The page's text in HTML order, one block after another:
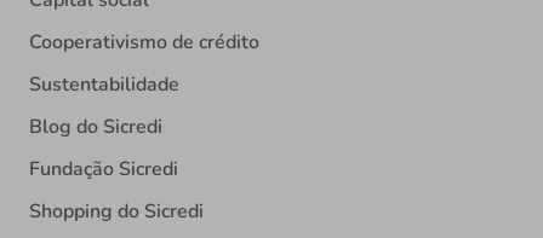
Cooperativismo de crédito
Sustentabilidade
Blog do Sicredi
Fundação Sicredi
Shopping do Sicredi